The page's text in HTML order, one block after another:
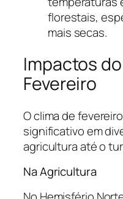
florestais,
mais secas.
Impactos
Fevereiro
O clima de
significativo em
agricultura até o
Na Agricultura